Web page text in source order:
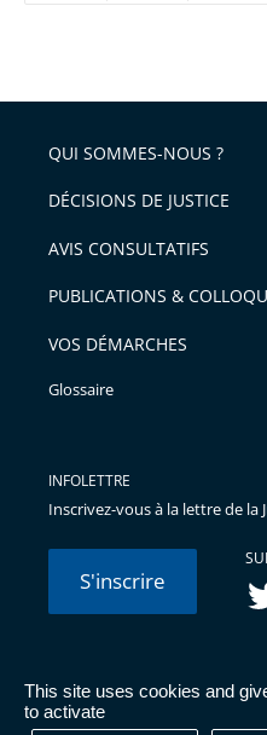
This site uses cookies and
to activate
arriver
après
l'article
pour
avant
QUI SOMMES-NOUS ?
DÉCISIONS DE JUSTICE
AVIS CONSULTATIFS
PUBLICATIONS &
VOS DÉMARCHES
Glossaire
INFOLETTRE
Inscrivez-vous à la lettre de la
S'inscrire
© Conseil d'État 2026 -
personnelles-Publications